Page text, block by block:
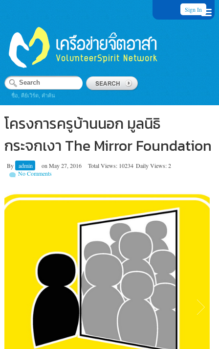
Sign In
ชื่อ, คีย์เวิร์ด, คำค้น
โครงการครูบ้านนอก มูลนิธิ
กระจกเงา The Mirror Foundation
By admin on May 27, 2016 Total Views: 10234 Daily Views: 2
No Comments